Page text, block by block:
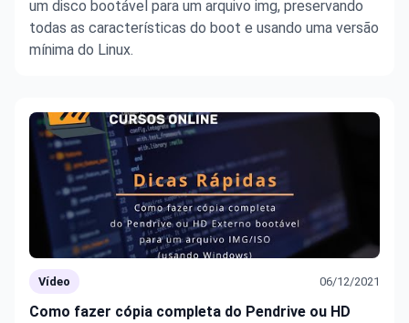
um disco bootável para um arquivo img, preservando
todas as características do boot e usando uma versão
mínima do Linux.
Vídeo 06/12/2021
Como fazer cópia completa do Pendrive ou HD